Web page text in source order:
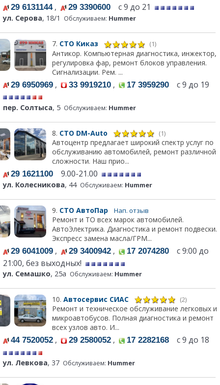
29 6131144, 29 3390600 с 9 до 21
ул. Серова, 18/1 Обслуживаем: Hummer
7. СТО Киказ (1)
Антикор. Компьютерная диагностика, инжектор,
регулировка фар, ремонт блоков управления.
Сигнализации. Рем. ...
29 6950969 , 33 9919210 , 17 3959290 с 9 до 19
пер. Солтыса, 5 Обслуживаем: Hummer
8. СТО DM-Auto (1)
Автоцентр предлагает широкий спектр услуг по
обслуживанию автомобилей, ремонт различной
сложности. Наш прио...
29 1621100 9.00-21.00
ул. Колесникова, 44 Обслуживаем: Hummer
9. СТО АвтоПар Нап. отзыв
Ремонт и ТО всех марок автомобилей.
АвтоЭлектрика. Диагностика и ремонт подвески.
Экспресс замена масла/ГРМ...
29 6041009 , 29 3400942 , 17 2074280 с 9:00 до
21:00, без выходных!
ул. Семашко, 25а Обслуживаем: Hummer
10. Автосервис СИАС (2)
Ремонт и техническое обслуживание легковых и
микроавтобусов. Полная диагностика и ремонт
всех узлов авто. И...
44 7520052 , 29 2580052 , 17 2282168 с 9 до 18
ул. Левкова, 37 Обслуживаем: Hummer